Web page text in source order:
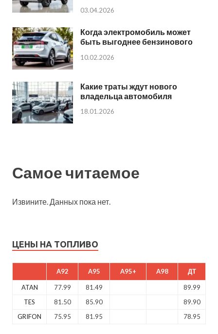
03.04.2026
Когда электромобиль может
быть выгоднее бензинового
10.02.2026
Какие траты ждут нового
владельца автомобиля
18.01.2026
Самое читаемое
Извините. Данных пока нет.
ЦЕНЫ НА ТОПЛИВО
A92 A95 A95+ A98 ДТ
ATAN 77.99 81.49
89.99
TES
81.50 85.90
89.90
GRIFON
75.95 81.95 78.95